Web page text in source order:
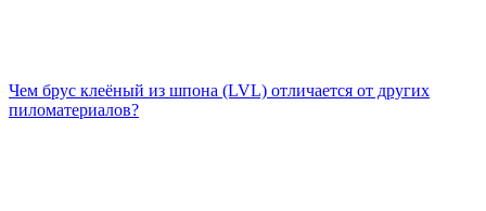
Чем брус клеёный из шпона (LVL) отличается от других
пиломатериалов?